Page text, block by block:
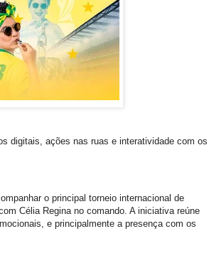
digitais, ações nas ruas e interatividade com os
o principal torneio internacional de
Célia Regina no comando. A iniciativa reúne
e principalmente a presença com os